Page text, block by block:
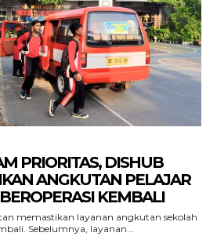
PRIORITAS, DISHUB
ANGKUTAN PELAJAR
KEMBALI
memastikan layanan angkutan sekolah
Sebelumnya, layanan...